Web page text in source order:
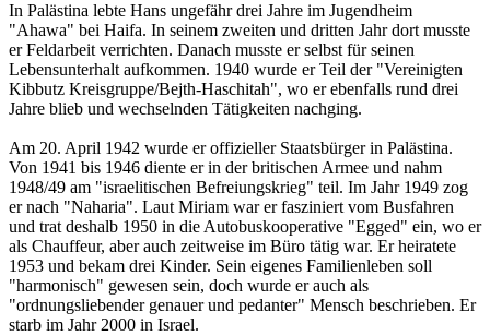
In Palästina lebte Hans ungefähr drei Jahre im Jugendheim
"Ahawa" bei Haifa. In seinem zweiten und dritten Jahr dort musste
er Feldarbeit verrichten. Danach musste er selbst für seinen
Lebensunterhalt aufkommen. 1940 wurde er Teil der "Vereinigten
Kibbutz Kreisgruppe/Bejth-Haschitah", wo er ebenfalls rund drei
Jahre blieb und wechselnden Tätigkeiten nachging.
Am 20. April 1942 wurde er offizieller Staatsbürger in Palästina.
Von 1941 bis 1946 diente er in der britischen Armee und nahm
1948/49 am "israelitischen Befreiungskrieg" teil. Im Jahr 1949 zog
er nach "Naharia". Laut Miriam war er fasziniert vom Busfahren
und trat deshalb 1950 in die Autobuskooperative "Egged" ein, wo er
als Chauffeur, aber auch zeitweise im Büro tätig war. Er heiratete
1953 und bekam drei Kinder. Sein eigenes Familienleben soll
"harmonisch" gewesen sein, doch wurde er auch als
"ordnungsliebender genauer und pedanter" Mensch beschrieben. Er
starb im Jahr 2000 in Israel.